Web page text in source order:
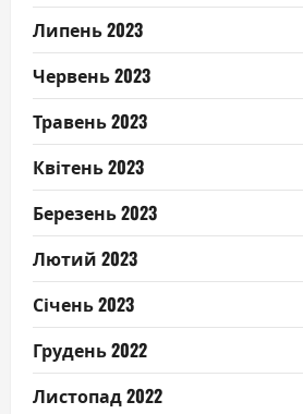
Липень 2023
Червень 2023
Травень 2023
Квітень 2023
Березень 2023
Лютий 2023
Січень 2023
Грудень 2022
Листопад 2022